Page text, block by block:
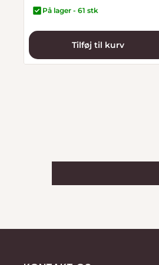
På lager - 61 stk
Tilføj til kurv